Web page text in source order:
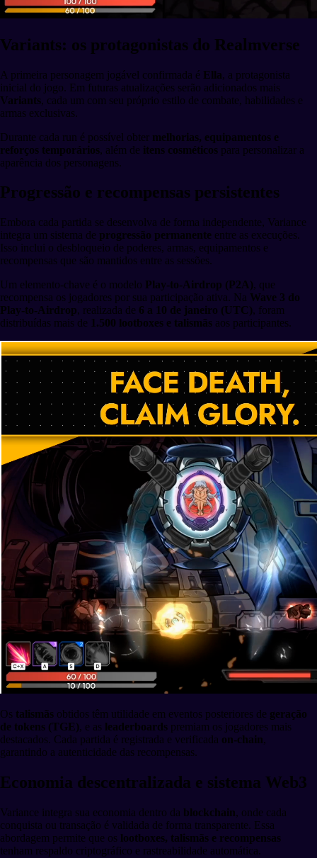
Variants: os protagonistas do Realmverse
A primeira personagem jogável confirmada é Ella, a protagonista
inicial do jogo. Em futuras atualizações serão adicionados mais
Variants, cada um com seu próprio estilo de combate, habilidades e
armas exclusivas.
Durante cada run é possível obter melhorias, equipamentos e
reforços temporários, além de itens cosméticos para personalizar a
aparência dos personagens.
Progressão e recompensas persistentes
Embora cada partida se desenvolva de forma independente, Variance
integra um sistema de progressão permanente entre as execuções.
Isso inclui o desbloqueio de poderes, armas, equipamentos e
recompensas que são mantidos entre as sessões.
Um elemento-chave é o modelo Play-to-Airdrop (P2A), que
recompensa os jogadores por sua participação ativa. Na Wave 3 do
Play-to-Airdrop, realizada de 6 a 10 de janeiro (UTC), foram
distribuídas mais de 1.500 lootboxes e talismãs aos participantes.
Os talismãs obtidos têm utilidade em eventos posteriores de geração
de tokens (TGE), e as leaderboards premiam os jogadores mais
destacados. Cada partida é registrada e verificada on-chain,
garantindo a autenticidade das recompensas.
Economia descentralizada e sistema Web3
Variance integra sua economia dentro da blockchain, onde cada
conquista ou transação é validada de forma transparente. Essa
abordagem permite que os lootboxes, talismãs e recompensas
tenham respaldo criptográfico e rastreabilidade automática.